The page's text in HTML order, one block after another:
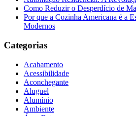
Como Reduzir o Desperdício de
Por que a Cozinha Americana é a
Modernos
Categorias
Acabamento
Acessibilidade
Aconchegante
Aluguel
Alumínio
Ambiente